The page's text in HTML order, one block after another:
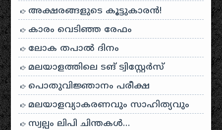
അക്ഷരങ്ങളുടെ കൂട്ടുകാരൻ!
കാരം വെടിഞ്ഞ രേഫം
ലോക തപാൽ ദിനം
മലയാളത്തിലെ ടങ് ട്വിസ്റ്റേർസ്
പൊതുവിജ്ഞാനം പരീക്ഷ
മലയാളവ്യാകരണവും സാഹിത്യവും
സ്വല്പം ലിപി ചിന്തകൾ…